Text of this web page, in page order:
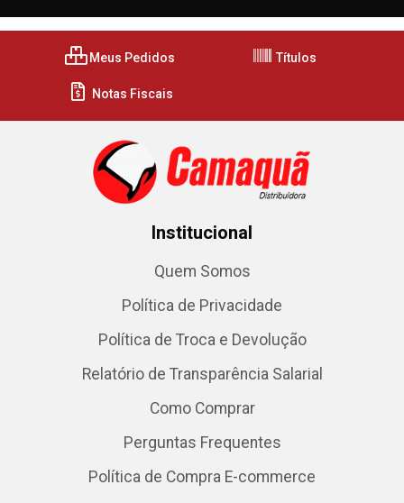
Meus Pedidos Títulos
Notas Fiscais
Institucional
Quem Somos
Política de Privacidade
Política de Troca e Devolução
Relatório de Transparência Salarial
Como Comprar
Perguntas Frequentes
Política de Compra E-commerce